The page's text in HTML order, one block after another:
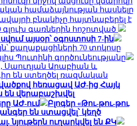
համաձայնության հասնելը
բնակիչը հայտնաբերել է
գառներին հոշոտված
այսօր՝ օգոստոսի 7-ին
քաղաքացիների 70 տոկոսը
Պուտինի գործունեությանը
Սաուդյան Արաբիան և
են ստեղծել ռազմական
հեռացավ ԱԺ-ից Հայկ
են վերաբաշխվել
ԱԺ-ում
Բլոգեր «Թու-թու-թու
են ստացվել՝ կեղծ
նյութերն ուղարկվել են ՔԿ